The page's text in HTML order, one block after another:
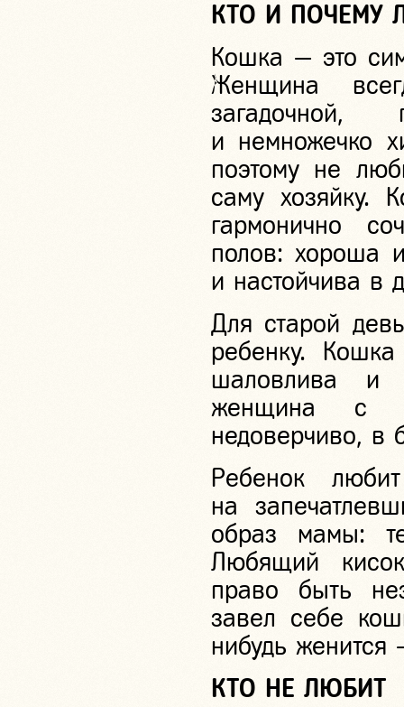
КТО И ПОЧЕМУ
Кошка — это
Женщина
загадочной,
и немножечко
поэтому не
саму хозяйку.
гармонично
полов: хороша
и настойчива в
Для старой
ребенку.
шаловлива и
женщина с
недоверчиво, в
Ребенок
на
образ мамы:
Любящий
право быть
завел себе
нибудь женится
КТО НЕ ЛЮБИТ